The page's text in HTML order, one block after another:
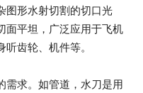
图形水射切割的切口光
面平坦，广泛应用于飞机
齿轮、机件等。
需求。如管道，水刀是用